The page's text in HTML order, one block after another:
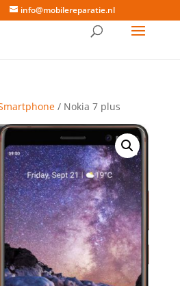
info@mobilereparatie.nl
/ Nokia 7 plus